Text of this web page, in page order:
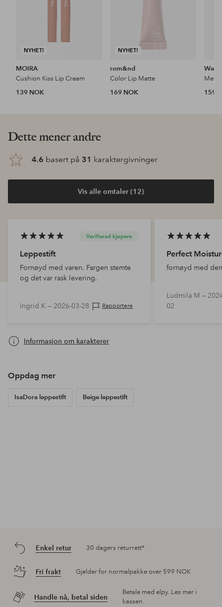
NYHET!
MOIRA
Cushion Kiss Lip Cream
139 NOK
NYHET!
rom&nd
Color Lip Matte
169 NOK
Wet
159
Dette mener andre
4.6 basert på 31 karaktergivninger
Vis alle omtaler (12)
Verifierad kjøpere
Leppestift
Fornøyd med varen. Fargen stemte
og det var rask levering.
Ingrid K — 2026-03-28 Rapportere
Perfect
fornøyd med
Ludmila M —
02
Informasjon om karakterer
Oppdag mer
IsaDora leppestift Beige leppestift
Enkel retur 30 dagers returrett*
Fri frakt Gjelder for normalpakke over 599 NOK
Handle nå, betal siden
Betale med elpy. Les mer i
kassen.